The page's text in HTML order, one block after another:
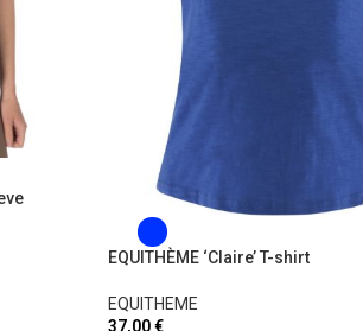
EQUITHÈME ‘Claire’ T-shirt
EQUITHEME
37,00€